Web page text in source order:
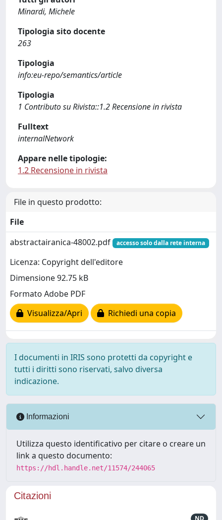
Minardi, Michele
Tipologia sito docente
263
Tipologia
info:eu-repo/semantics/article
Tipologia
1 Contributo su Rivista::1.2 Recensione in rivista
Fulltext
internalNetwork
Appare nelle tipologie:
1.2 Recensione in rivista
File in questo prodotto:
File
abstractairanica-48002.pdf
accesso solo dalla rete interna
Licenza: Copyright dell'editore
Dimensione 92.75 kB
Formato Adobe PDF
Visualizza/Apri
Richiedi una copia
I documenti in IRIS sono protetti da copyright e
tutti i diritti sono riservati, salvo diversa
indicazione.
Informazioni
Utilizza questo identificativo per citare o creare un
link a questo documento:
https://hdl.handle.net/11574/244065
Citazioni